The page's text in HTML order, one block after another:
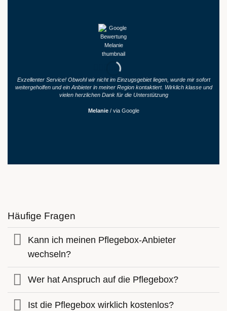
Exzellenter Service! Obwohl wir nicht im Einzugsgebiet liegen, wurde mir sofort
weitergeholfen und ein Anbieter in meiner Region kontaktiert. Wirklich klasse und
vielen herzlichen Dank für die Unterstützung
Melanie / via Google
Häufige Fragen
Kann ich meinen Pflegebox-Anbieter
wechseln?
Wer hat Anspruch auf die Pflegebox?
Ist die Pflegebox wirklich kostenlos?